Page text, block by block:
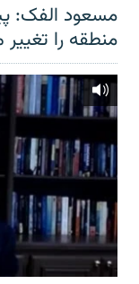
مسعود الفک:
منطقه را